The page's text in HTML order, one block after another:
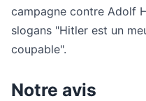
campagne contre Adolf
slogans "Hitler est un
coupable".
Notre avis